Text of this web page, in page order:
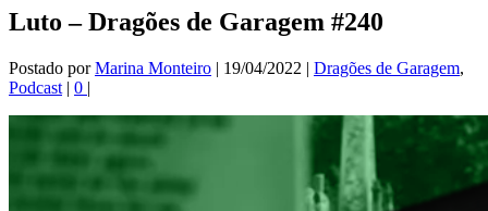
Luto – Dragões de Garagem #240
Postado porMarina Monteiro | 19/04/2022 | Dragões de Garagem,
Podcast | 0 |